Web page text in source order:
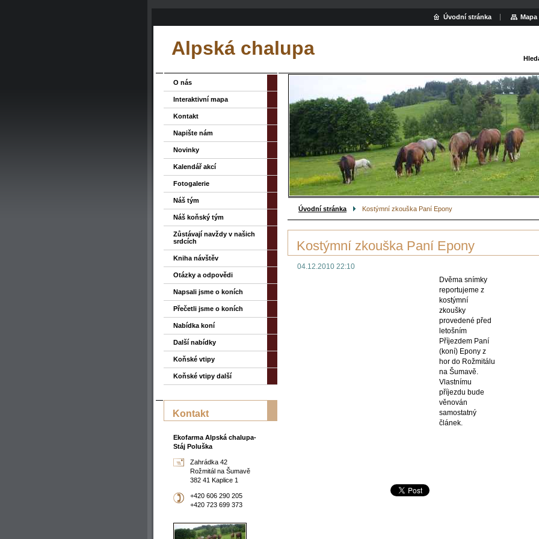
Alpská chalupa
Úvodní stránka Kostýmní zkouška Paní Epony
Kostýmní zkouška Paní Epony
04.12.2010 22:10
Dvěma snímky
reportujeme z
kostýmní
zkoušky
provedené před
letošním
Příjezdem Paní
(koní) Epony z
hor do Rožmitálu
na Šumavě.
Vlastnímu
příjezdu bude
věnován
samostatný
článek.
O nás
Interaktivní mapa
Kontakt
Napište nám
Novinky
Kalendář akcí
Fotogalerie
Náš tým
Náš koňský tým
Zůstávají navždy v našich
srdcích
Kniha návštěv
Otázky a odpovědi
Napsali jsme o koních
Přečetli jsme o koních
Nabídka koní
Další nabídky
Koňské vtipy
Koňské vtipy další
Kontakt
Ekofarma Alpská chalupa-
Stáj Poluška
Zahrádka 42
Rožmitál na Šumavě
382 41 Kaplice 1
+420 606 290 205
+420 723 699 373
Úvodní stránka